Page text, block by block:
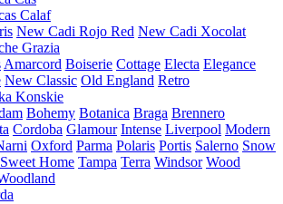
Calaf
New Cadi Rojo Red New Cadi Xocolat
Grazia
Amarcord Boiserie Cottage Electa Elegance
New Classic Old England Retro
Konskie
Bohemy Botanica Braga Brennero
Cordoba Glamour Intense Liverpool Modern
Oxford Parma Polaris Portis Salerno Snow
Sweet Home Tampa Terra Windsor Wood